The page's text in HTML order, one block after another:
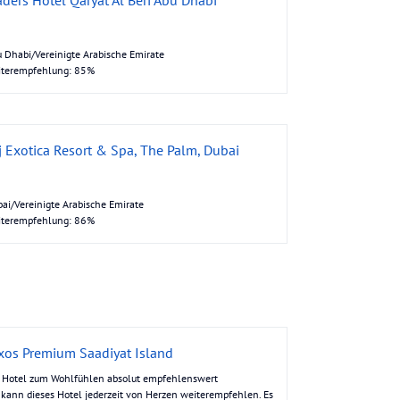
Dhabi/Vereinigte Arabische Emirate
85%
Exotica Resort & Spa, The Palm, Dubai
Vereinigte Arabische Emirate
86%
Premium Saadiyat Island
Hotel zum Wohlfühlen absolut empfehlenswert
dieses Hotel jederzeit von Herzen weiterempfehlen. Es